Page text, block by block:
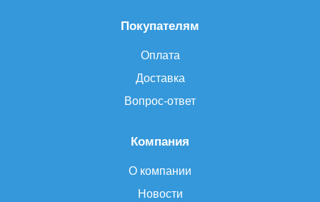
Компания
О компании
Новости
Покупателям
Оплата
Доставка
Вопрос-ответ